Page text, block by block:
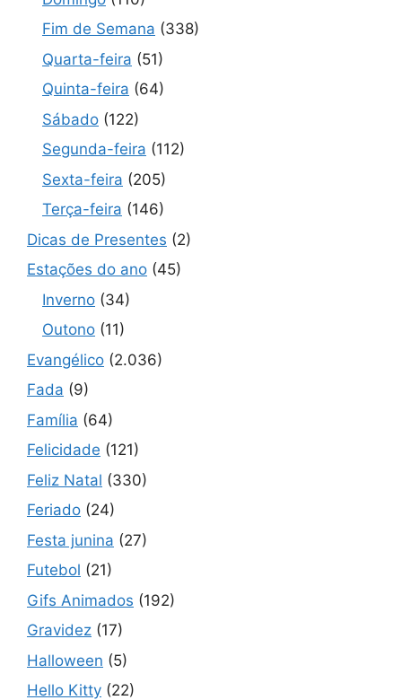
Fim de Semana (338)
Quarta-feira (51)
Quinta-feira (64)
Sábado (122)
Segunda-feira (112)
Sexta-feira (205)
Terça-feira (146)
Dicas de Presentes (2)
Estações do ano (45)
Inverno (34)
Outono (11)
Evangélico (2.036)
Fada (9)
Família (64)
Felicidade (121)
Feliz Natal (330)
Feriado (24)
Festa junina (27)
Futebol (21)
Gifs Animados (192)
Gravidez (17)
Halloween (5)
Hello Kitty (22)